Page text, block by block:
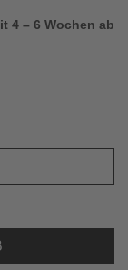
4 – 6 Wochen ab